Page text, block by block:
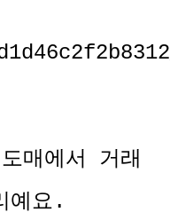
매에서 거래
예요.